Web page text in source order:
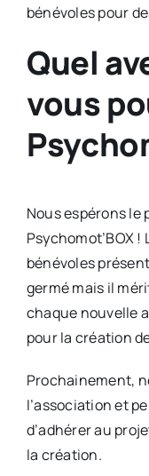
bénévoles pour
Quel
vous
Nous espérons le
Psychomot’BOX
bénévoles
germé mais il
chaque nouvelle
pour la création
Prochainement,
l’association et
d’adhérer au
la création.